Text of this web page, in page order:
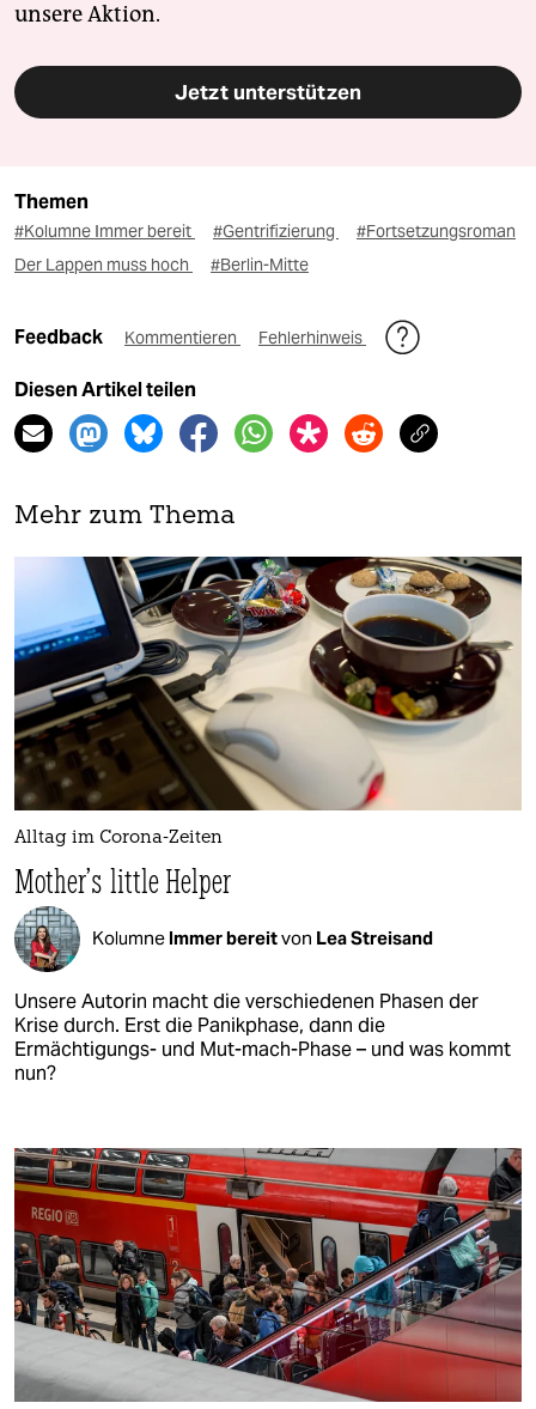
unsere Aktion.
Jetzt unterstützen
Themen
#Kolumne Immer bereit #Gentrifizierung
#Fortsetzungsroman
Der Lappen muss hoch
#Berlin-Mitte
Feedback Kommentieren Fehlerhinweis
Diesen Artikel teilen
Mehr zum Thema
Alltag im Corona-Zeiten
Mother’s little Helper
Kolumne Immer bereitvon Lea Streisand
Unsere Autorin macht die verschiedenen Phasen der
Krise durch. Erst die Panikphase, dann die
Ermächtigungs- und Mut-mach-Phase – und was kommt
nun?